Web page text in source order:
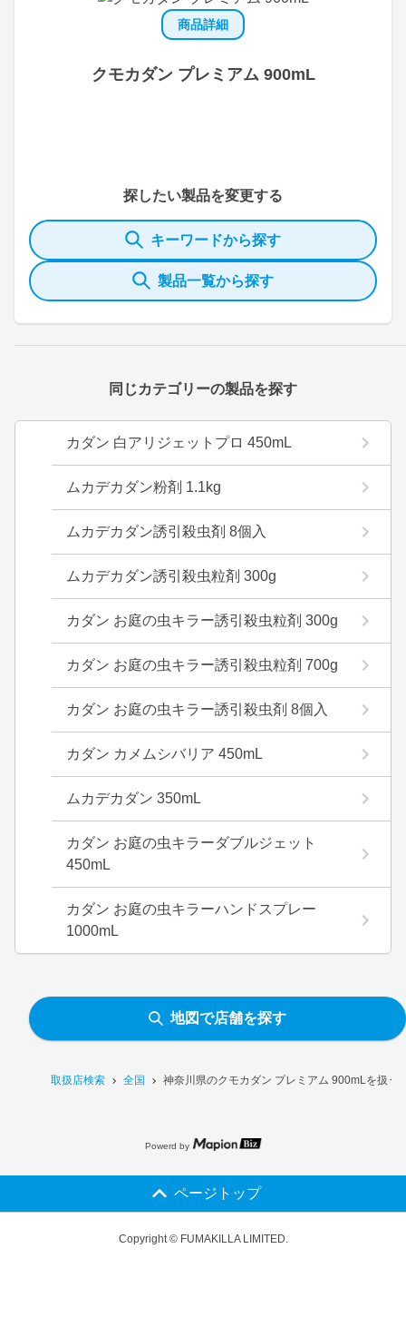
取扱店検索 全国 神奈川県のクモカダン プレミアム 900mLを扱う
商品詳細
クモカダン プレミアム 900mL
探したい製品を変更する
キーワードから探す
製品一覧から探す
同じカテゴリーの製品を探す
カダン 白アリジェットプロ 450mL
ムカデカダン粉剤 1.1kg
ムカデカダン誘引殺虫剤 8個入
ムカデカダン誘引殺虫粒剤 300g
カダン お庭の虫キラー誘引殺虫粒剤 300g
カダン お庭の虫キラー誘引殺虫粒剤 700g
カダン お庭の虫キラー誘引殺虫剤 8個入
カダン カメムシバリア 450mL
ムカデカダン 350mL
カダン お庭の虫キラーダブルジェット
450mL
カダン お庭の虫キラーハンドスプレー
1000mL
地図で店舗を探す
Powerd by
ページトップ
Copyright © FUMAKILLA LIMITED.